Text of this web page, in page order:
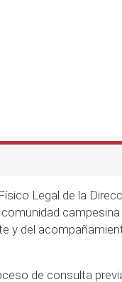
Legal de la
y del
de consulta